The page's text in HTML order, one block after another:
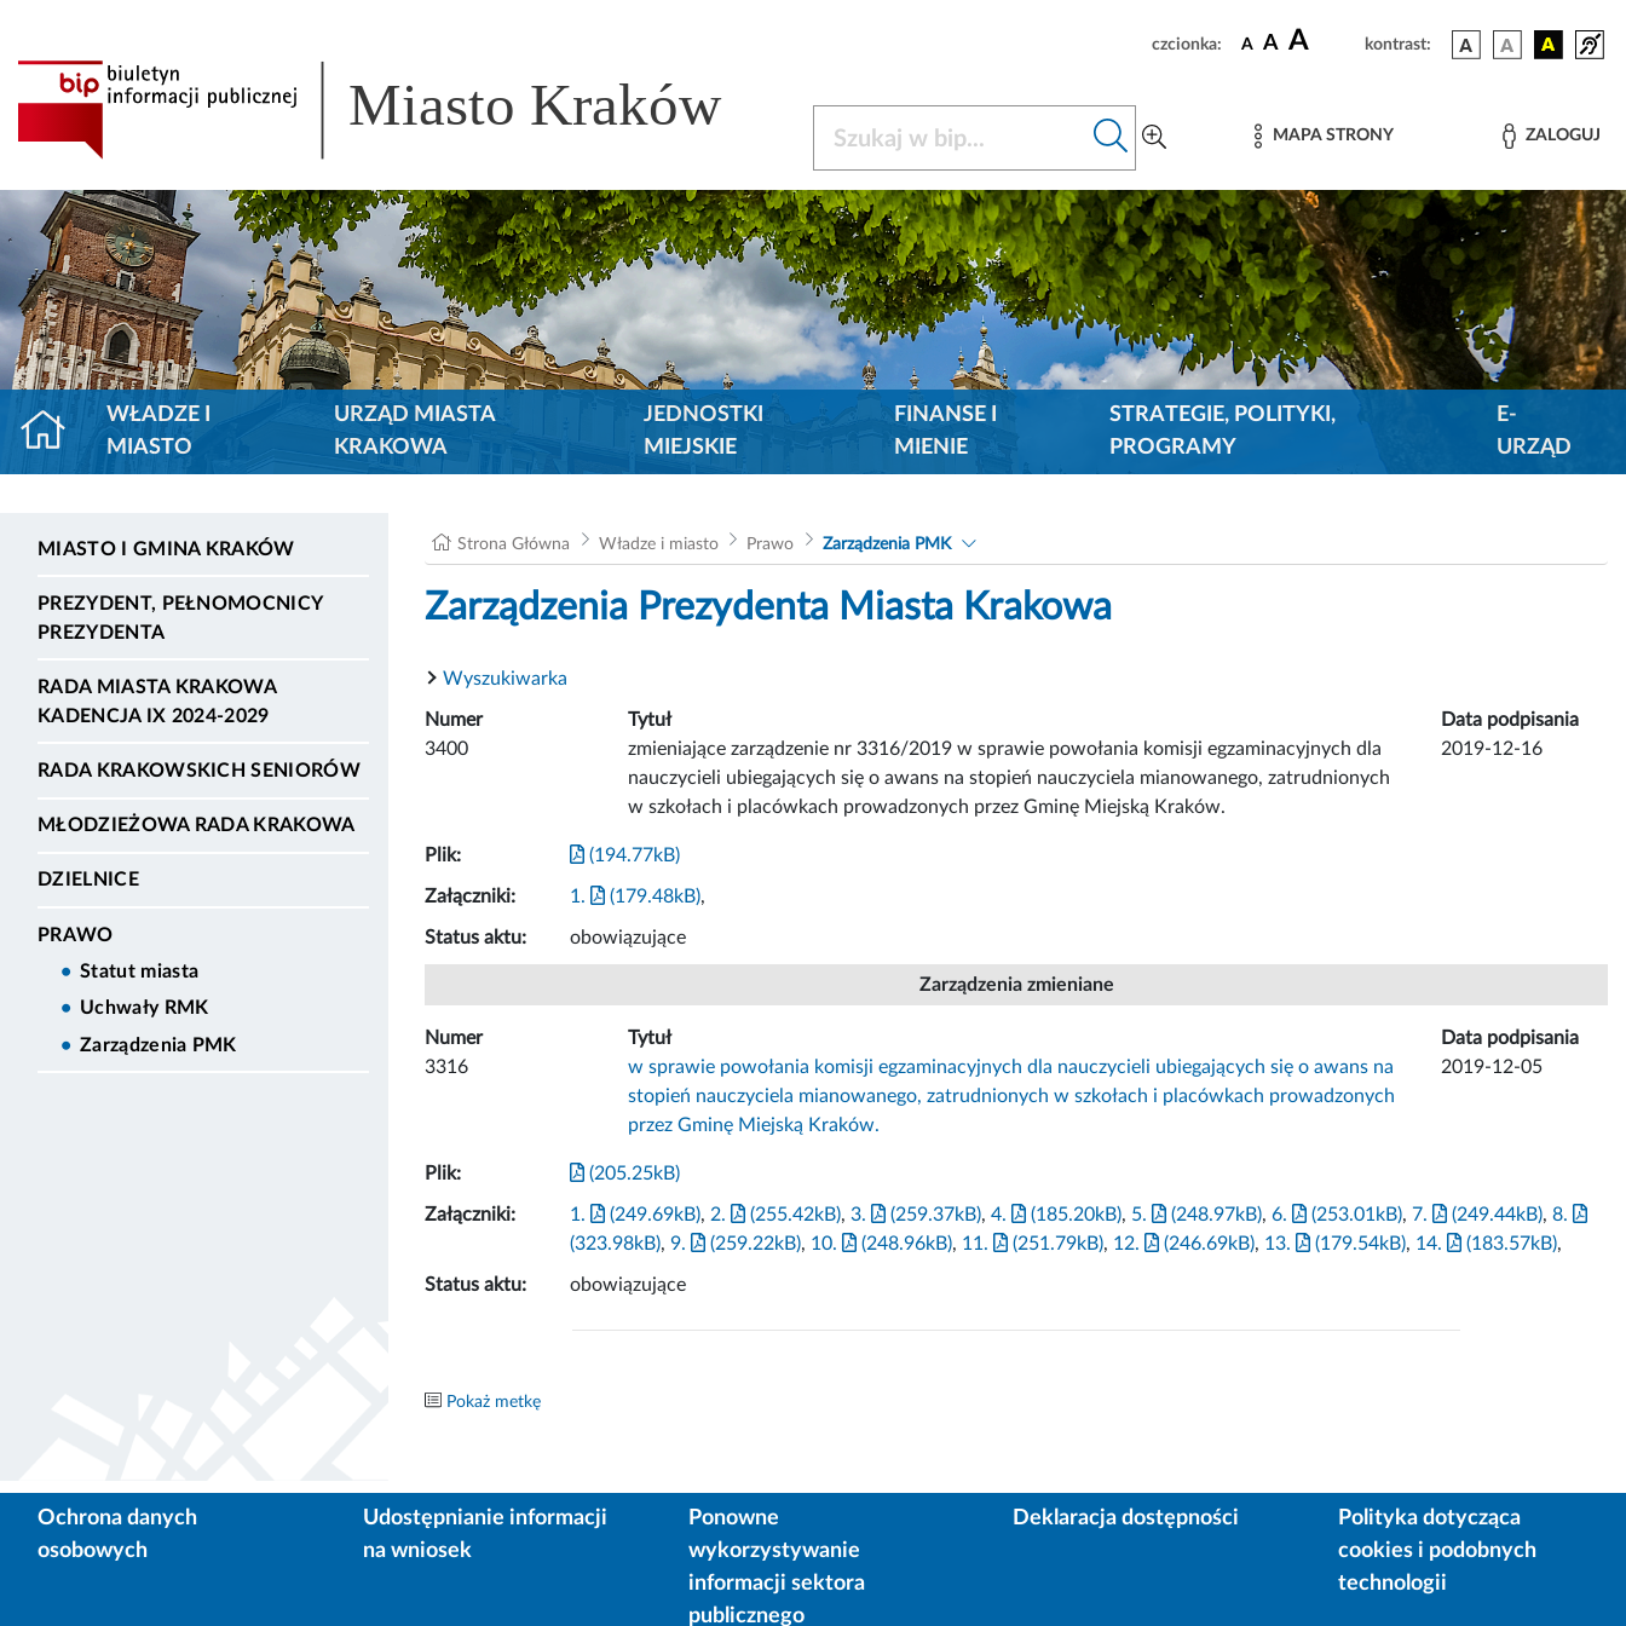
czcionka: A A A kontrast:
Miasto Kraków MAPA STRONY ZALOGUJ
WŁADZE I
MIASTO
URZĄD MIASTA
KRAKOWA
JEDNOSTKI
MIEJSKIE
FINANSE I
MIENIE
STRATEGIE, POLITYKI,
PROGRAMY
E-
URZĄD
MIASTO I GMINA KRAKÓW
PREZYDENT, PEŁNOMOCNICY
PREZYDENTA
RADA MIASTA KRAKOWA
KADENCJA IX 2024-2029
RADA KRAKOWSKICH SENIORÓW
MŁODZIEŻOWA RADA KRAKOWA
DZIELNICE
PRAWO
Statut miasta
Uchwały RMK
Zarządzenia PMK
Strona Główna Władze i miasto Prawo Zarządzenia PMK
Zarządzenia Prezydenta Miasta Krakowa
Wyszukiwarka
Numer Tytuł
Data podpisania
3400
zmieniające zarządzenie nr 3316/2019 w sprawie powołania komisji egzaminacyjnych dla
nauczycieli ubiegających się o awans na stopień nauczyciela mianowanego, zatrudnionych
w szkołach i placówkach prowadzonych przez Gminę Miejską Kraków.
2019-12-16
Plik: (194.77kB)
Załączniki: 1. (179.48kB),
Status aktu: obowiązujące
Zarządzenia zmieniane
Numer Tytuł
Data podpisania
3316
w sprawie powołania komisji egzaminacyjnych dla nauczycieli ubiegających się o awans na
stopień nauczyciela mianowanego, zatrudnionych w szkołach i placówkach prowadzonych
przez Gminę Miejską Kraków.
2019-12-05
Plik: (205.25kB)
Załączniki: 1. (249.69kB), 2. (255.42kB), 3. (259.37kB), 4. (185.20kB), 5. (248.97kB), 6. (253.01kB), 7. (249.44kB), 8.
(323.98kB), 9. (259.22kB), 10. (248.96kB), 11. (251.79kB), 12. (246.69kB), 13. (179.54kB), 14. (183.57kB),
Status aktu: obowiązujące
Pokaż metkę
Ochrona danych
osobowych
Udostępnianie informacji
na wniosek
Ponowne
wykorzystywanie
informacji sektora
publicznego
Deklaracja dostępności
Polityka dotycząca
cookies i podobnych
technologii